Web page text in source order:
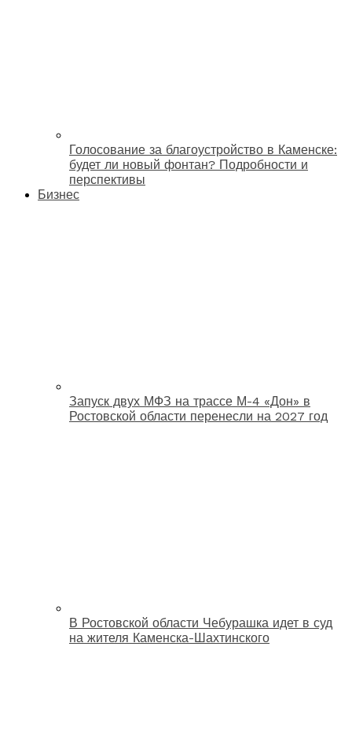
Голосование за благоустройство в Каменске:
будет ли новый фонтан? Подробности и
перспективы
Бизнес
Запуск двух МФЗ на трассе М-4 «Дон» в
Ростовской области перенесли на 2027 год
В Ростовской области Чебурашка идет в суд
на жителя Каменска-Шахтинского